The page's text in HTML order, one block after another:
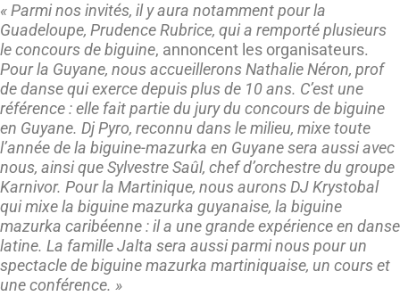
« Parmi nos invités, il y aura notamment pour la
Guadeloupe, Prudence Rubrice, qui a remporté plusieurs
le concours de biguine, annoncent les organisateurs.
Pour la Guyane, nous accueillerons Nathalie Néron, prof
de danse qui exerce depuis plus de 10 ans. C’est une
référence : elle fait partie du jury du concours de biguine
en Guyane. Dj Pyro, reconnu dans le milieu, mixe toute
l’année de la biguine-mazurka en Guyane sera aussi avec
nous, ainsi que Sylvestre Saûl, chef d’orchestre du groupe
Karnivor. Pour la Martinique, nous aurons DJ Krystobal
qui mixe la biguine mazurka guyanaise, la biguine
mazurka caribéenne : il a une grande expérience en danse
latine. La famille Jalta sera aussi parmi nous pour un
spectacle de biguine mazurka martiniquaise, un cours et
une conférence. »